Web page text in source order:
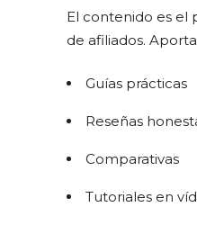
El contenido es el
de afiliados.
Guías prácticas
Reseñas
Comparativas
Tutoriales en